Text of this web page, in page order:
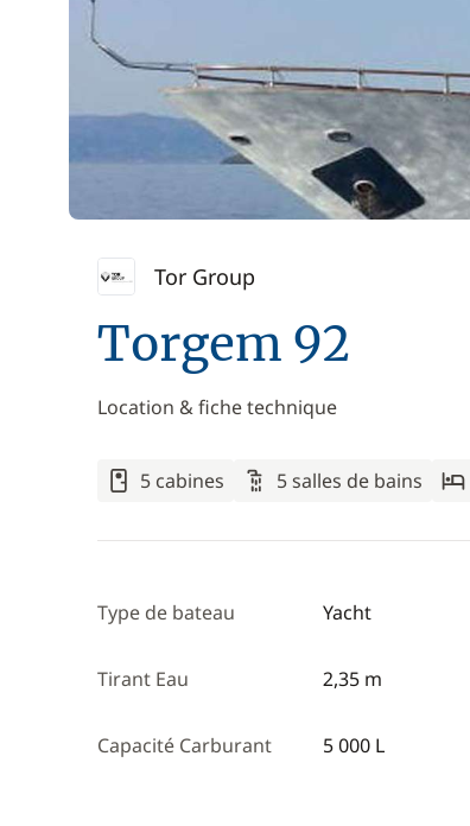
Tor Group
Torgem 92
Location & fiche technique
5 cabines 5 salles de bains
Type de bateau Yacht
Tirant Eau 2,35 m
Capacité Carburant 5 000 L